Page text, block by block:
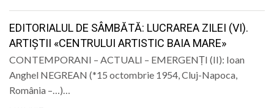
EDITORIALUL DE SÂMBĂTĂ: LUCRAREA ZILEI (VI).
ARTIȘTII «CENTRULUI ARTISTIC BAIA MARE»
CONTEMPORANI – ACTUALI – EMERGENȚI (II): Ioan
Anghel NEGREAN (*15 octombrie 1954, Cluj-Napoca,
România –…)…